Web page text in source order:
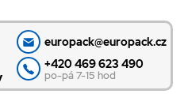
europack@europack.cz
+420 469 623 490
po-pá 7-15 hod